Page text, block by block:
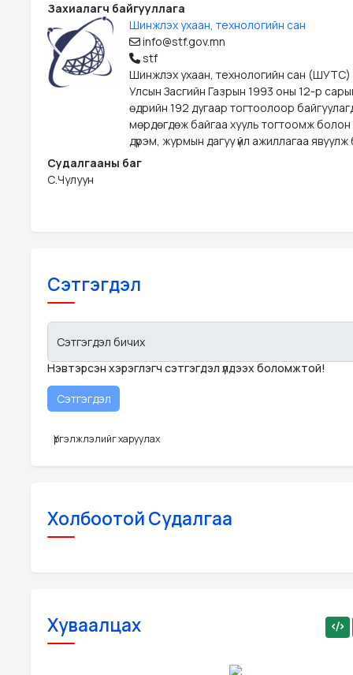
Захиалагч байгууллага
Шинжлэх ухаан, технологийн сан
info@stf.gov.mn
stf
Шинжлэх ухаан, технологийн сан
Улсын Засгийн Газрын 1993 оны 12-р
өдрийн 192 дугаар тогтоолоор
мөрдөгдөж байгаа хууль тогтоомж
дүрэм, журмын дагуу үйл ажиллагаа явуулж
Судалгааны баг
С.Чулуун
Сэтгэгдэл
Сэтгэгдэл бичих
Нэвтэрсэн хэрэглэгч сэтгэгдэл үлдээх боломжтой!
Үргэлжлэлийг харуулах
Холбоотой Судалгаа
Хуваалцах